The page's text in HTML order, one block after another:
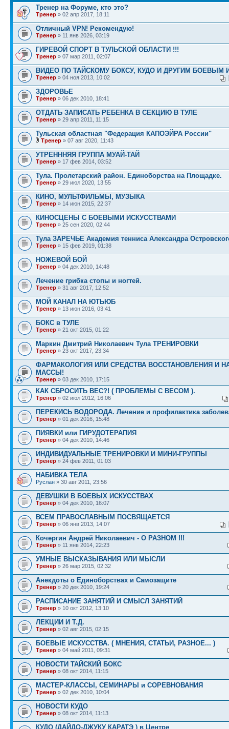
Тренер на Форуме, кто это?
Тренер » 02 апр 2017, 18:11
Отличный VPN! Рекомендую!
Тренер » 11 янв 2026, 03:19
ГИРЕВОЙ СПОРТ В ТУЛЬСКОЙ ОБЛАСТИ !!!
Тренер » 07 мар 2011, 02:07
ВИДЕО ПО ТАЙСКОМУ БОКСУ, КУДО И ДРУГИМ БОЕВЫМ
Тренер » 04 ноя 2013, 10:02
ЗДОРОВЬЕ
Тренер » 06 дек 2010, 18:41
ОТДАТЬ ЗАПИСАТЬ РЕБЕНКА В СЕКЦИЮ В ТУЛЕ
Тренер » 29 апр 2011, 11:15
Тульская областная "Федерация КАПОЭЙРА России"
Тренер » 07 авг 2020, 11:43
УТРЕНННЯЯ ГРУППА МУАЙ-ТАЙ
Тренер » 17 фев 2014, 03:52
Тула. Пролетарский район. Единоборства на Площадке.
Тренер » 29 июл 2020, 13:55
КИНО, МУЛЬТФИЛЬМЫ, МУЗЫКА
Тренер » 14 июн 2015, 22:37
КИНОСЦЕНЫ С БОЕВЫМИ ИСКУССТВАМИ
Тренер » 25 сен 2020, 02:44
Тула ЗАРЕЧЬЕ Академия тенниса Александра
Тренер » 15 фев 2019, 01:38
НОЖЕВОЙ БОЙ
Тренер » 04 дек 2010, 14:48
Лечение грибка стопы и ногтей.
Тренер » 31 авг 2017, 12:52
МОЙ КАНАЛ НА ЮТЬЮБ
Тренер » 13 июн 2016, 03:41
БОКС в ТУЛЕ
Тренер » 21 окт 2015, 01:22
Маркин Дмитрий Николаевич Тула ТРЕНИРОВКИ
Тренер » 23 окт 2017, 23:34
ФАРМАКОЛОГИЯ ИЛИ СРЕДСТВА ВОССТАНОВЛЕНИЯ И
МАССЫ!
Тренер » 03 дек 2010, 17:15
КАК СБРОСИТЬ ВЕС?! ( ПРОБЛЕМЫ С ВЕСОМ ).
Тренер » 02 июл 2012, 16:06
ПЕРЕКИСЬ ВОДОРОДА. Лечение и профилактика
Тренер » 01 дек 2016, 15:48
ПИЯВКИ или ГИРУДОТЕРАПИЯ
Тренер » 04 дек 2010, 14:46
ИНДИВИДУАЛЬНЫЕ ТРЕНИРОВКИ И МИНИ-ГРУППЫ
Тренер » 24 фев 2011, 01:03
НАБИВКА ТЕЛА
Руслан » 30 авг 2011, 23:56
ДЕВУШКИ В БОЕВЫХ ИСКУССТВАХ
Тренер » 04 дек 2010, 16:07
ВСЕМ ПРАВОСЛАВНЫМ ПОСВЯЩАЕТСЯ
Тренер » 06 янв 2013, 14:07
Кочергин Андрей Николаевич - О РАЗНОМ !!!
Тренер » 11 янв 2014, 22:23
УМНЫЕ ВЫСКАЗЫВАНИЯ ИЛИ МЫСЛИ
Тренер » 26 мар 2015, 02:32
Анекдоты о Единоборствах и Самозащите
Тренер » 20 дек 2010, 19:24
РАСПИСАНИЕ ЗАНЯТИЙ И СМЫСЛ ЗАНЯТИЙ
Тренер » 10 окт 2012, 13:10
ЛЕКЦИИ И Т.Д.
Тренер » 02 авг 2015, 02:15
БОЕВЫЕ ИСКУССТВА. ( МНЕНИЯ, СТАТЬИ, РАЗНОЕ... )
Тренер » 04 май 2011, 09:31
НОВОСТИ ТАЙСКИЙ БОКС
Тренер » 08 окт 2014, 11:15
МАСТЕР-КЛАССЫ, СЕМИНАРЫ и СОРЕВНОВАНИЯ
Тренер » 02 дек 2010, 10:04
НОВОСТИ КУДО
Тренер » 08 окт 2014, 11:13
КУДО (ДАЙДО-ДЖУКУ КАРАТЭ ) в Центре